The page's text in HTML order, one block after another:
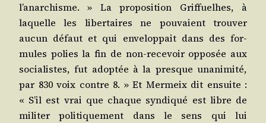
l’a­nar­chisme. » La pro­po­si­tion Grif­fuelhes, à
laquelle les liber­taires ne pou­vaient trou­ver
aucun défaut et qui enve­lop­pait dans des for­
mules polies la fin de non-rece­voir oppo­sée aux
socia­listes, fut adop­tée à la presque una­ni­mi­té,
par 830 voix contre 8. » Et Mer­meix dit ensuite :
« S’il est vrai que chaque syn­di­qué est libre de
mili­ter poli­ti­que­ment dans le sens qui lui